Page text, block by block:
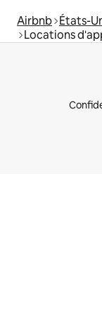
Airbnb États-
Locations